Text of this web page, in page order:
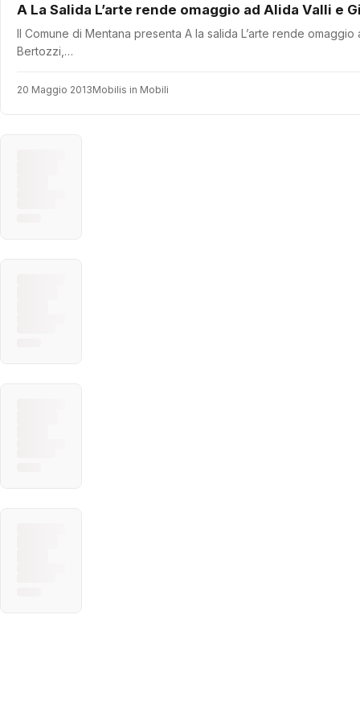
A La Salida L’arte rende omaggio ad Alida Valli
Il Comune di Mentana presenta A la salida L’arte rende
Bertozzi,…
20 Maggio 2013Mobilis in Mobili